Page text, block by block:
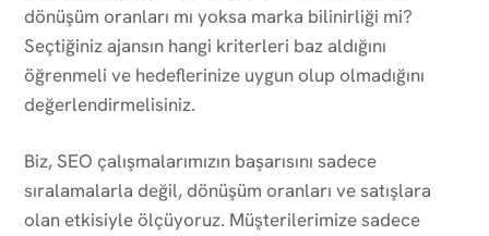
dönüşüm oranları mı yoksa marka bilinirliği mi?
Seçtiğiniz ajansın hangi kriterleri baz aldığını
öğrenmeli ve hedeflerinize uygun olup olmadığını
değerlendirmelisiniz.
Biz, SEO çalışmalarımızın başarısını sadece
sıralamalarla değil, dönüşüm oranları ve satışlara
olan etkisiyle ölçüyoruz. Müşterilerimize sadece